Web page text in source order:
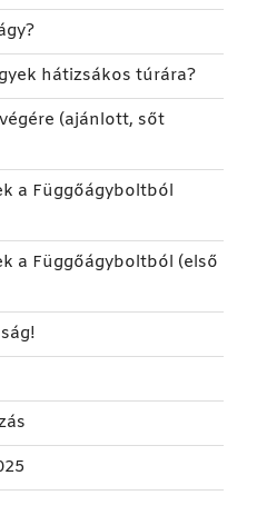
hátizsákos túrára?
(ajánlott, sőt
a Függőágyboltból
a Függőágyboltból (első